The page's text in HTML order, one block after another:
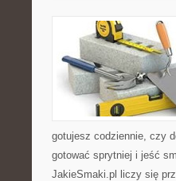
gotujesz codziennie, czy
gotować sprytniej i jeść
JakieSmaki.pl liczy się